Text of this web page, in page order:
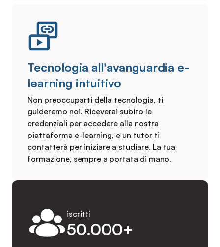
Tecnologia all'avanguardia e-
learning intuitivo
Non preoccuparti della tecnologia, ti
guideremo noi. Riceverai subito le
credenziali per accedere alla nostra
piattaforma e-learning, e un tutor ti
contatterà per iniziare a studiare. La tua
formazione, sempre a portata di mano.
50.000+
iscritti